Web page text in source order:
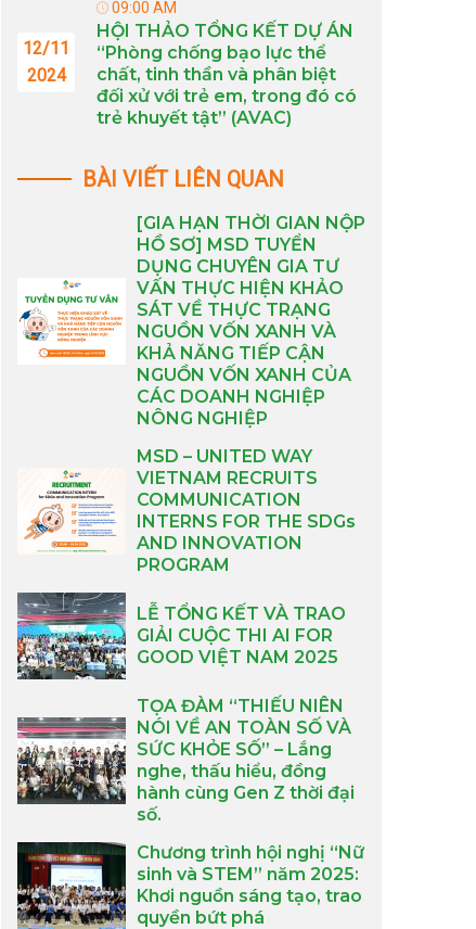
12/11
2024
09:00 AM
HỘI THẢO TỔNG KẾT DỰ ÁN
“Phòng chống bạo lực thể
chất, tinh thần và phân biệt
đối xử với trẻ em, trong đó có
trẻ khuyết tật” (AVAC)
BÀI VIẾT LIÊN QUAN
[GIA HẠN THỜI GIAN NỘP
HỒ SƠ] MSD TUYỂN
DỤNG CHUYÊN GIA TƯ
VẤN THỰC HIỆN KHẢO
SÁT VỀ THỰC TRẠNG
NGUỒN VỐN XANH VÀ
KHẢ NĂNG TIẾP CẬN
NGUỒN VỐN XANH CỦA
CÁC DOANH NGHIỆP
NÔNG NGHIỆP
MSD – UNITED WAY
VIETNAM RECRUITS
COMMUNICATION
INTERNS FOR THE SDGs
AND INNOVATION
PROGRAM
LỄ TỔNG KẾT VÀ TRAO
GIẢI CUỘC THI AI FOR
GOOD VIỆT NAM 2025
TỌA ĐÀM “THIẾU NIÊN
NÓI VỀ AN TOÀN SỐ VÀ
SỨC KHỎE SỐ” – Lắng
nghe, thấu hiểu, đồng
hành cùng Gen Z thời đại
số.
Chương trình hội nghị “Nữ
sinh và STEM” năm 2025:
Khơi nguồn sáng tạo, trao
quyền bứt phá